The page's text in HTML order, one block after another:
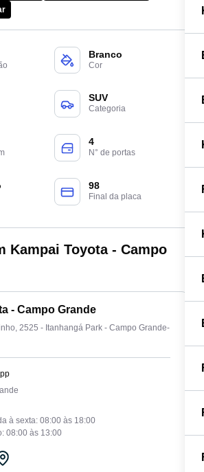
Branco
Cor
SUV
Categoria
4
N° de portas
98
Final da placa
Kampai Toyota - Campo
- Campo Grande
2525 - Itanhangá Park - Campo Grande-
à sexta: 08:00 às 18:00
08:00 às 13:00